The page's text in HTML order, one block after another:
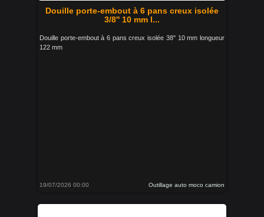
Douille porte-embout à 6 pans creux isolée
3/8'' 10 mm l...
Douille porte-embout à 6 pans creux isolée 38'' 10 mm longueur
122 mm
19/07/2026 00:00 Outillage auto moco camion